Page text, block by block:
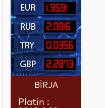
1.9591
2.0816
0.0356
2.2873
BİRJA
Platin :